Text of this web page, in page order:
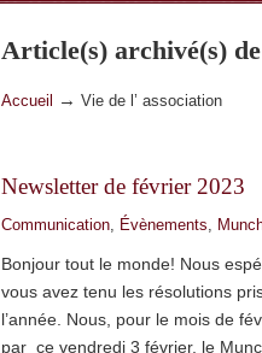
Article(s) archivé(s)
Accueil → Vie de l’ association
Newsletter de février 2023
Communication, Évènements,
Bonjour tout le monde! Nous
vous avez tenu les résolutions
l’année. Nous, pour le mois de
par ce vendredi 3 février, le